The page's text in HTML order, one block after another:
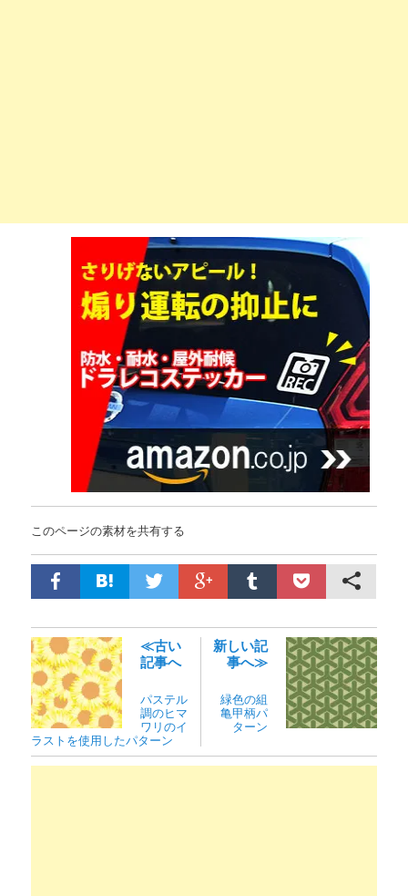
このページの素材を共有する
≪古い
記事へ
パステル
調のヒマ
ワリのイ
ラストを使用したパターン
新しい記
事へ≫
緑色の組
亀甲柄パ
ターン